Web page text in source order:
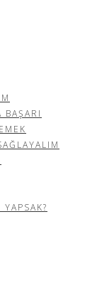
BAŞARI